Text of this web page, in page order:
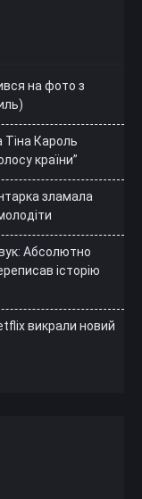
на фото з
Тіна Кароль
країни”
зламала
Абсолютно
історію
викрали новий